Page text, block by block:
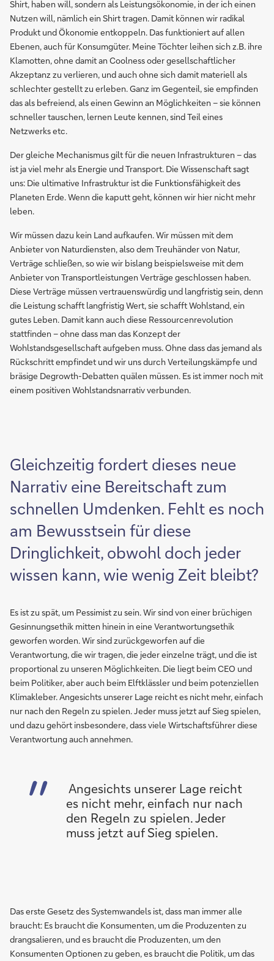
Shirt, haben will, sondern als Leistungsökonomie, in der ich einen
Nutzen will, nämlich ein Shirt tragen. Damit können wir radikal
Produkt und Ökonomie entkoppeln. Das funktioniert auf allen
Ebenen, auch für Konsumgüter. Meine Töchter leihen sich z.B. ihre
Klamotten, ohne damit an Coolness oder gesellschaftlicher
Akzeptanz zu verlieren, und auch ohne sich damit materiell als
schlechter gestellt zu erleben. Ganz im Gegenteil, sie empfinden
das als befreiend, als einen Gewinn an Möglichkeiten – sie können
schneller tauschen, lernen Leute kennen, sind Teil eines
Netzwerks etc.
Der gleiche Mechanismus gilt für die neuen Infrastrukturen – das
ist ja viel mehr als Energie und Transport. Die Wissenschaft sagt
uns: Die ultimative Infrastruktur ist die Funktionsfähigkeit des
Planeten Erde. Wenn die kaputt geht, können wir hier nicht mehr
leben.
Wir müssen dazu kein Land aufkaufen. Wir müssen mit dem
Anbieter von Naturdiensten, also dem Treuhänder von Natur,
Verträge schließen, so wie wir bislang beispielsweise mit dem
Anbieter von Transportleistungen Verträge geschlossen haben.
Diese Verträge müssen vertrauenswürdig und langfristig sein, denn
die Leistung schafft langfristig Wert, sie schafft Wohlstand, ein
gutes Leben. Damit kann auch diese Ressourcenrevolution
stattfinden – ohne dass man das Konzept der
Wohlstandsgesellschaft aufgeben muss. Ohne dass das jemand als
Rückschritt empfindet und wir uns durch Verteilungskämpfe und
bräsige Degrowth-Debatten quälen müssen. Es ist immer noch mit
einem positiven Wohlstandsnarrativ verbunden.
Gleichzeitig fordert dieses neue
Narrativ eine Bereitschaft zum
schnellen Umdenken. Fehlt es noch
am Bewusstsein für diese
Dringlichkeit, obwohl doch jeder
wissen kann, wie wenig Zeit bleibt?
Es ist zu spät, um Pessimist zu sein. Wir sind von einer brüchigen
Gesinnungsethik mitten hinein in eine Verantwortungsethik
geworfen worden. Wir sind zurückgeworfen auf die
Verantwortung, die wir tragen, die jeder einzelne trägt, und die ist
proportional zu unseren Möglichkeiten. Die liegt beim CEO und
beim Politiker, aber auch beim Elftklässler und beim potenziellen
Klimakleber. Angesichts unserer Lage reicht es nicht mehr, einfach
nur nach den Regeln zu spielen. Jeder muss jetzt auf Sieg spielen,
und dazu gehört insbesondere, dass viele Wirtschaftsführer diese
Verantwortung auch annehmen.
Angesichts unserer Lage reicht
es nicht mehr, einfach nur nach
den Regeln zu spielen. Jeder
muss jetzt auf Sieg spielen.
Das erste Gesetz des Systemwandels ist, dass man immer alle
braucht: Es braucht die Konsumenten, um die Produzenten zu
drangsalieren, und es braucht die Produzenten, um den
Konsumenten Optionen zu geben, es braucht die Politik, um das